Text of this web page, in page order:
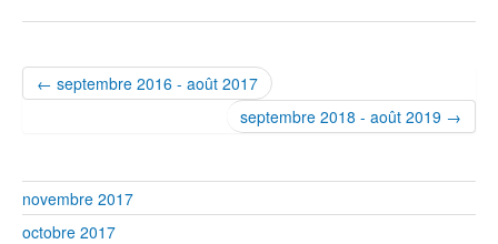
← septembre 2016 - août 2017
septembre 2018 - août 2019 →
novembre 2017
octobre 2017